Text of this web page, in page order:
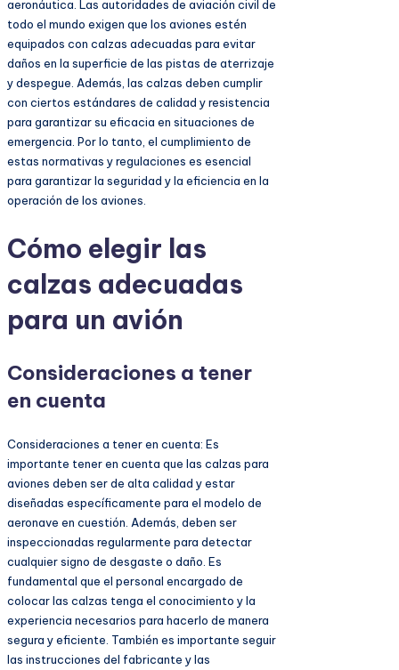
aeronáutica. Las autoridades de aviación civil de
todo el mundo exigen que los aviones estén
equipados con calzas adecuadas para evitar
daños en la superficie de las pistas de aterrizaje
y despegue. Además, las calzas deben cumplir
con ciertos estándares de calidad y resistencia
para garantizar su eficacia en situaciones de
emergencia. Por lo tanto, el cumplimiento de
estas normativas y regulaciones es esencial
para garantizar la seguridad y la eficiencia en la
operación de los aviones.
Cómo elegir las
calzas adecuadas
para un avión
Consideraciones a tener
en cuenta
Consideraciones a tener en cuenta: Es
importante tener en cuenta que las calzas para
aviones deben ser de alta calidad y estar
diseñadas específicamente para el modelo de
aeronave en cuestión. Además, deben ser
inspeccionadas regularmente para detectar
cualquier signo de desgaste o daño. Es
fundamental que el personal encargado de
colocar las calzas tenga el conocimiento y la
experiencia necesarios para hacerlo de manera
segura y eficiente. También es importante seguir
las instrucciones del fabricante y las